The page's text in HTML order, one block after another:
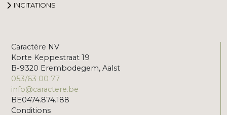
INCITATIONS
Caractère NV
Korte Keppestraat 19
B-9320 Erembodegem, Aalst
053/63 00 77
info@caractere.be
BE0474.874.188
Conditions